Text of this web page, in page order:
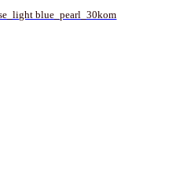
blue_pearl_30kom